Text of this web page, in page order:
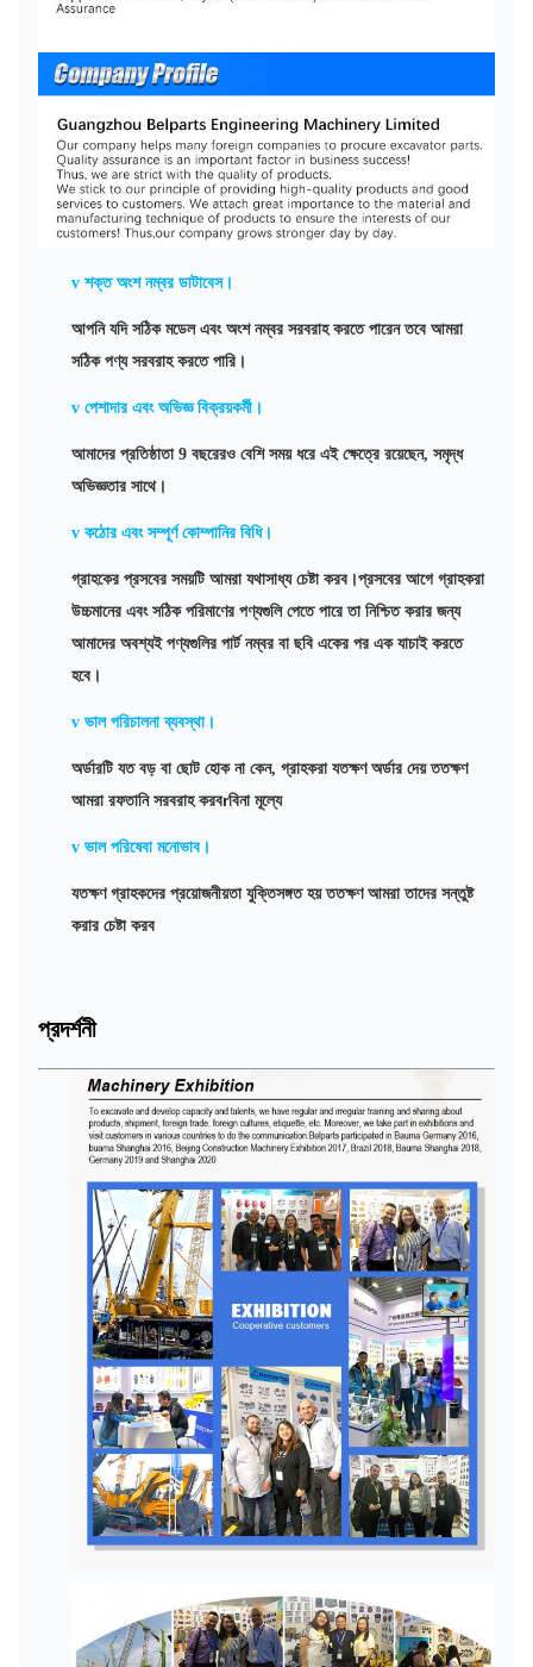
v শক্ত অংশ নম্বর ডাটাবেস।
আপনি যদি সঠিক মডেল এবং অংশ নম্বর সরবরাহ করতে পারেন তবে আমরা
সঠিক পণ্য সরবরাহ করতে পারি।
v পেশাদার এবং অভিজ্ঞ বিক্রয়কর্মী।
আমাদের প্রতিষ্ঠাতা 9 বছরেরও বেশি সময় ধরে এই ক্ষেত্রে রয়েছেন, সমৃদ্ধ
অভিজ্ঞতার সাথে।
v কঠোর এবং সম্পূর্ণ কোম্পানির বিধি।
গ্রাহকের প্রসবের সময়টি আমরা যথাসাধ্য চেষ্টা করব।প্রসবের আগে গ্রাহকরা
উচ্চমানের এবং সঠিক পরিমাণের পণ্যগুলি পেতে পারে তা নিশ্চিত করার জন্য
আমাদের অবশ্যই পণ্যগুলির পার্ট নম্বর বা ছবি একের পর এক যাচাই করতে
হবে।
v ভাল পরিচালনা ব্যবস্থা।
অর্ডারটি যত বড় বা ছোট হোক না কেন, গ্রাহকরা যতক্ষণ অর্ডার দেয় ততক্ষণ
আমরা রফতানি সরবরাহ করবrবিনা মূল্যে
v ভাল পরিষেবা মনোভাব।
যতক্ষণ গ্রাহকদের প্রয়োজনীয়তা যুক্তিসঙ্গত হয় ততক্ষণ আমরা তাদের সন্তুষ্ট
করার চেষ্টা করব
প্রদর্শনী